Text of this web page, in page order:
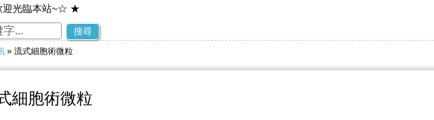
光臨本站~☆ ★
您到留言版給我們加油打氣~☆ ★
搜尋
» 流式細胞術微粒
細胞術微粒